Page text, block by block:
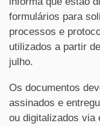
formulários para
processos e
utilizados a partir
julho.
Os documentos
assinados e
ou digitalizados via